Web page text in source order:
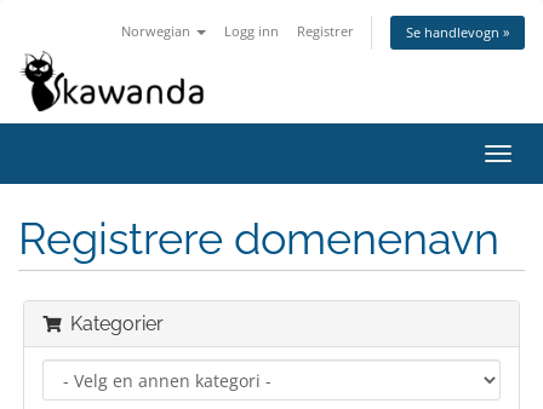
Norwegian Logg inn Registrer Se handlevogn »
Bytt
Registrere domenenavn
Kategorier